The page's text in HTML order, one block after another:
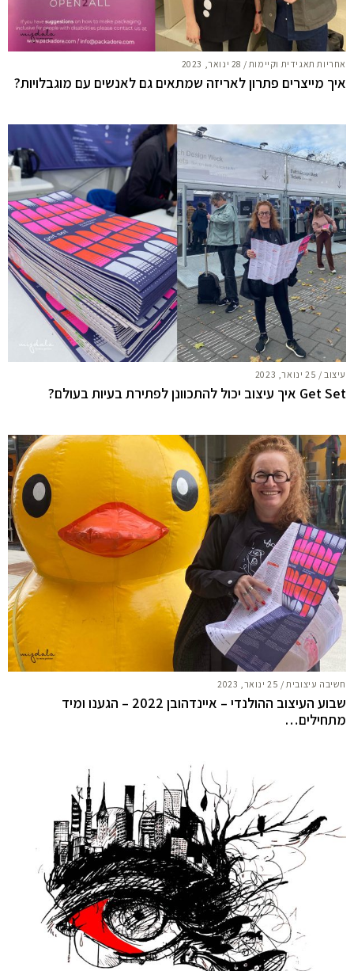
אחריות תאגידית וקיימות / 28 ינואר, 2023
איך מייצרים פתרון לאריזה שמתאים גם לאנשים עם מוגבלויות?
עיצוב / 25 ינואר, 2023
Get Set איך עיצוב יכול להתכוונן לפתירת בעיות בעולם?
חשיבה עיצובית/ 25 ינואר, 2023
שבוע העיצוב ההולנדי – איינדהובן 2022 – הגענו ומיד
מתחילים…